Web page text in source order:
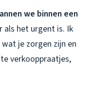
we binnen een
als het urgent is. Ik
je zorgen zijn en
verkooppraatjes,